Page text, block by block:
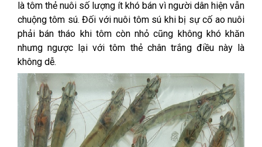
là tôm thẻ nuôi số lượng ít khó bán vì người dân hiện vẫn
chuộng tôm sú. Đối với nuôi tôm sú khi bị sự cố ao nuôi
phải bán tháo khi tôm còn nhỏ cũng không khó khăn
nhưng ngược lại với tôm thẻ chân trắng điều này là
không dễ.